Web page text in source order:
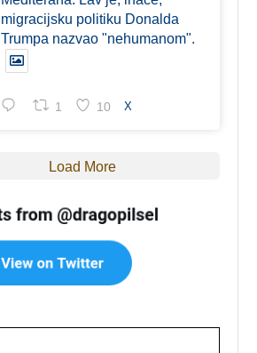
migracijsku politiku Donalda
Trumpa nazvao "nehumanom".
1 10 X
Load More